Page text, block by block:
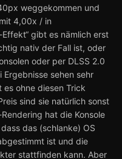
weggekommen und
4,00x / in
gibt es nämlich erst
nativ der Fall ist, oder
oder per DLSS 2.0
sehen sehr
es ohne diesen Trick
sind sie natürlich sonst
hat die Konsole
das (schlanke) OS
ist und die
stattfinden kann. Aber